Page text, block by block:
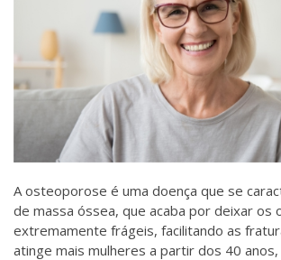
A osteoporose é uma doença que se
de massa óssea, que acaba por deixar os
extremamente frágeis, facilitando as
atinge mais mulheres a partir dos 40 anos,